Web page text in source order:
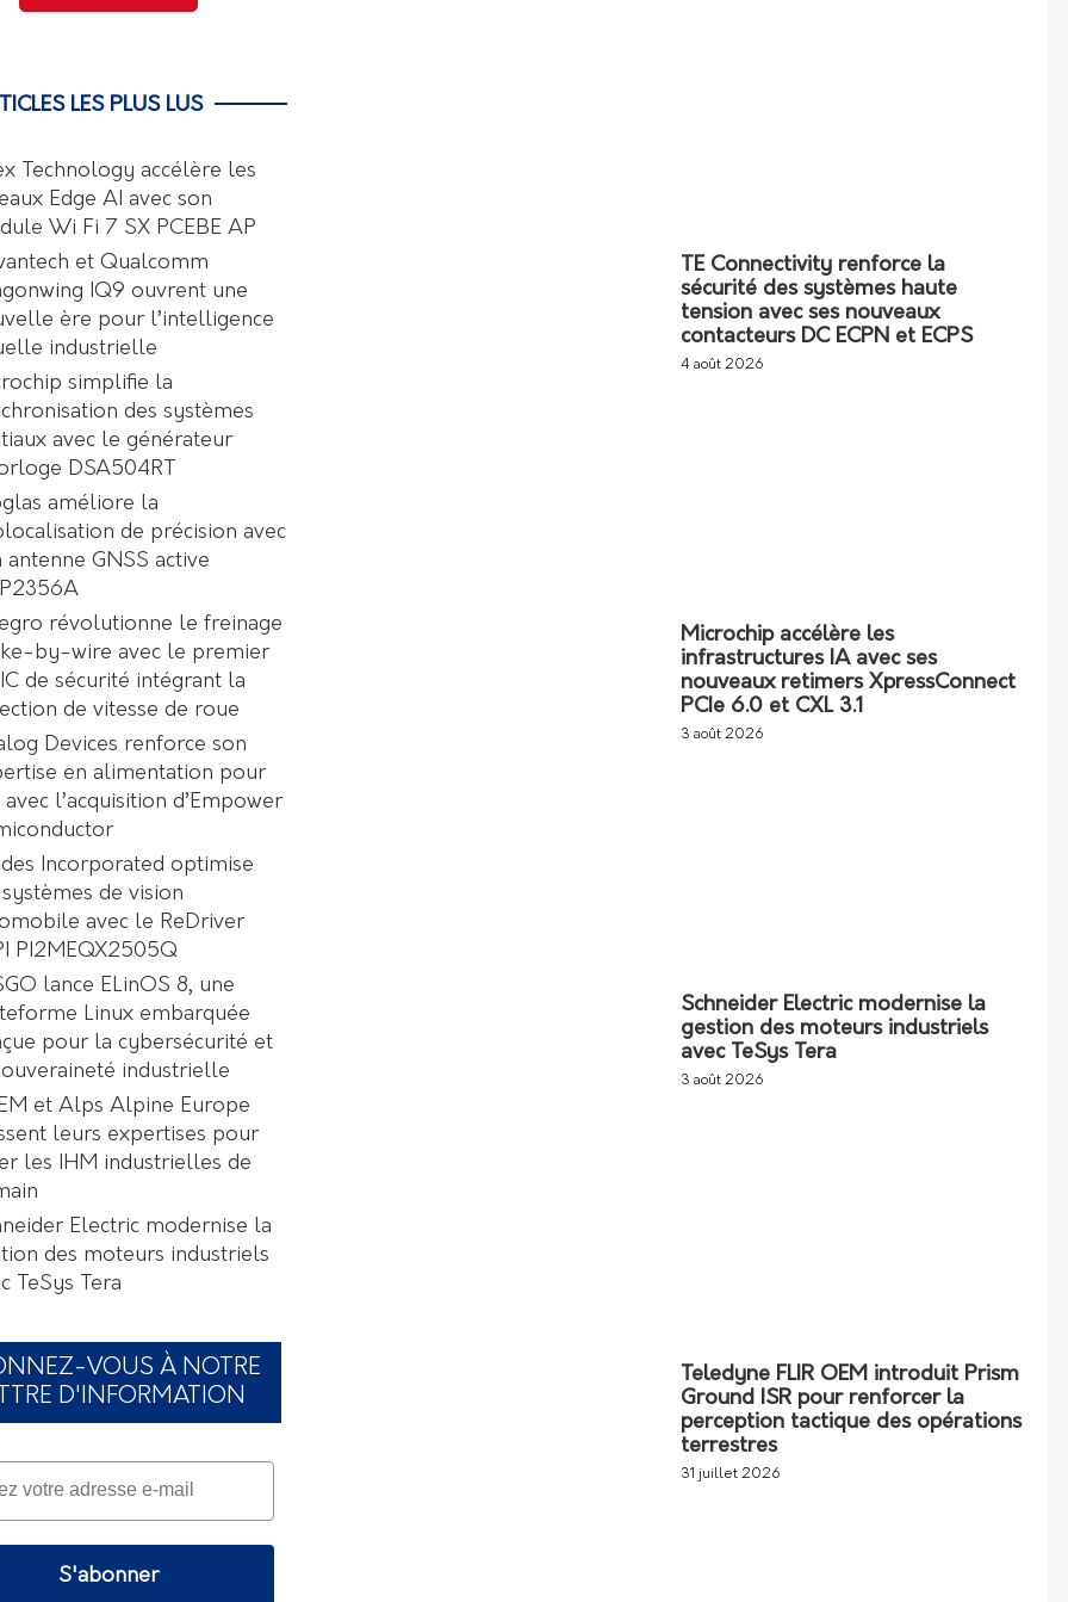
TE Connectivity renforce la
sécurité des systèmes haute
tension avec ses nouveaux
contacteurs DC ECPN et ECPS
4 août 2026
Microchip accélère les
infrastructures IA avec ses
nouveaux retimers XpressConnect
PCIe 6.0 et CXL 3.1
3 août 2026
Schneider Electric modernise la
gestion des moteurs industriels
avec TeSys Tera
3 août 2026
Teledyne FLIR OEM introduit Prism
Ground ISR pour renforcer la
perception tactique des opérations
terrestres
31 juillet 2026
LES PLUS LUS
Technology accélère les
Edge AI avec son
Wi Fi 7 SX PCEBE AP
et Qualcomm
IQ9 ouvrent une
ère pour l’intelligence
industrielle
simplifie la
des systèmes
avec le générateur
DSA504RT
améliore la
de précision avec
antenne GNSS active
révolutionne le freinage
by-wire avec le premier
de sécurité intégrant la
de vitesse de roue
Devices renforce son
en alimentation pour
avec l’acquisition d’Empower
Incorporated optimise
de vision
avec le ReDriver
PI2MEQX2505Q
lance ELinOS 8, une
Linux embarquée
pour la cybersécurité et
industrielle
et Alps Alpine Europe
leurs expertises pour
les IHM industrielles de
Electric modernise la
des moteurs industriels
TeSys Tera
VOUS À NOTRE
D'INFORMATION
S'abonner